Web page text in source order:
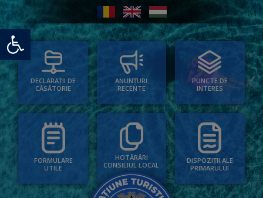
Deschide bara de unelte
DECLARAȚII DE
CĂSĂTORIE
ANUNȚURI
RECENTE
PUNCTE DE
INTERES
FORMULARE
UTILE
HOTĂRÂRI
CONSILIUL LOCAL
DISPOZIȚII ALE
PRIMARULUI